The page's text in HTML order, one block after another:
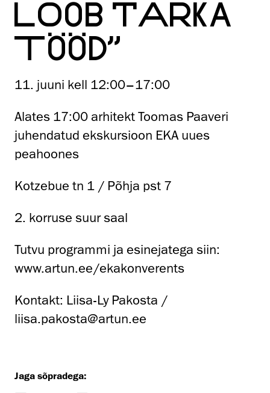
LOOB TARKA
TÖÖD”
11. juuni kell 12:00–17:00
Alates 17:00 arhitekt Toomas Paaveri
juhendatud ekskursioon EKA uues
peahoones
Kotzebue tn 1 / Põhja pst 7
2. korruse suur saal
Tutvu programmi ja esinejatega siin:
www.artun.ee/ekakonverents
Kontakt: Liisa-Ly Pakosta /
liisa.pakosta@artun.ee
Jaga sõpradega: